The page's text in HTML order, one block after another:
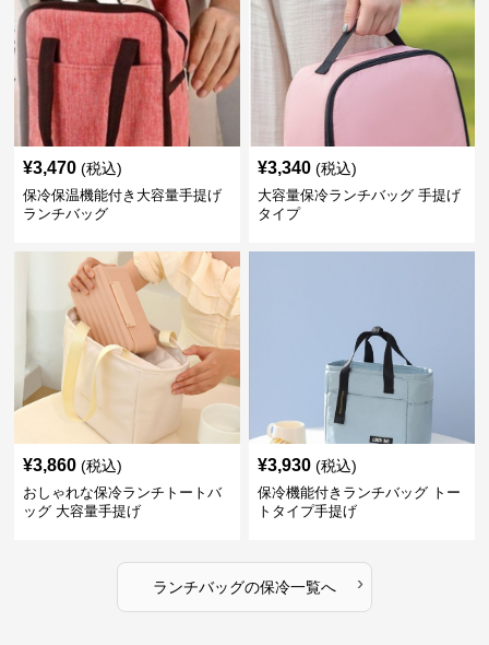
¥3,470 (税込)
保冷保温機能付き大容量手提げ
ランチバッグ
¥3,340 (税込)
大容量保冷ランチバッグ 手提げ
タイプ
¥3,860 (税込)
おしゃれな保冷ランチトートバ
ッグ 大容量手提げ
¥3,930 (税込)
保冷機能付きランチバッグ トー
トタイプ手提げ
ランチバッグの保冷一覧へ ›